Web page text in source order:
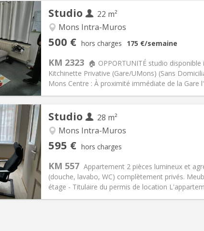
Studio
22 m²
Mons Intra-Muros
500 € hors charges 175 €/semaine
KM 2323 🏠 OPPORTUNITÉ studio
Kitchinette Privative (Gare/UMons) (Sans
Mons Centre : À proximité immédiate de la Gare
d'été, au
Aménagement
Salle de bain: Privée
Superficie:22 m2
Studio
28 m²
Mons Intra-Muros
595 € hors charges
KM 557 Appartement 2 pièces lumineux et
(douche, lavabo, WC) complètement privés.
étage - Titulaire du permis de location
Aménagement
Salle de bain:Privée
Superficie:28 m2